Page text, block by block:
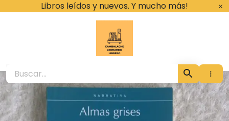
Libros leídos y nuevos. Y mucho más!
Cambalache